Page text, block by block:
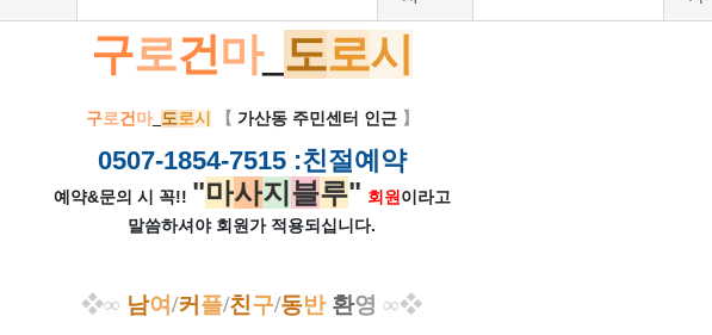
구로건마_ 도로시
구로건마_ 도로시 【 가산동 주민센터 인근 】
0507-1854-7515:친절예약
예약&문의 시 꼭!! "마사지 블루" 회원 이라고
말씀하셔야 회원가 적용되십니다.
❖∞ 남여/커 플/친구/동반 환영 ∞❖